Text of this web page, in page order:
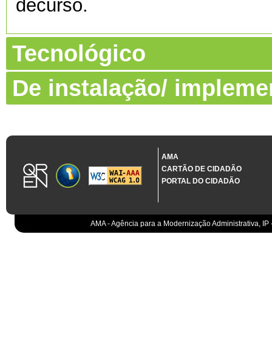
decurso.
Tecnológico
De instalação/
AMA
CARTÃO DE CIDADÃO
PORTAL DO CIDADÃO
AMA - Agência para a Modernização Administrativa,